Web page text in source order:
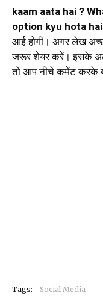
kaam aata hai ?
option kyu hota
आई होगी। अगर लेख
जरूर शेयर करें। इसके
तो आप नीचे कमेंट करके
Tags: Social Media